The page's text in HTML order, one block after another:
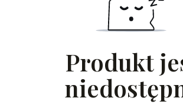
Produkt